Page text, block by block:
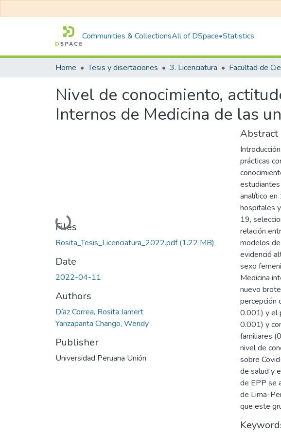
Communities & CollectionsAll of DSpace Statistics
Home Tesis y disertaciones 3. Licenciatura
Nivel de conocimiento,
Internos de Medicina de las
Loading...
Files
Rosita_Tesis_Licenciatura_2022.pdf(1.22 MB)
Date
2022-04-11
Authors
Díaz Correa, Rosita Jamert
Yanzapanta Chango, Wendy
Publisher
Universidad Peruana Unión
Abstract
prácticas
analítico en
hospitales
19,
relación
modelos
evidenció
sexo
Medicina
nuevo
percepción
0.001) y el
0.001) y
familiares
nivel de
sobre
de salud y
de EPP se
de Lima-
que este